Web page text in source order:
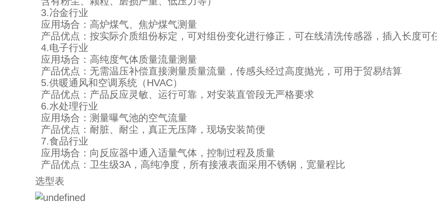
3.冶金行业
应用场合：高炉煤气、焦炉煤气测量
产品优点：按实际介质组份标定，可对组份变化进行修正，可在线清洗传感器，插入长度可
4.电子行业
应用场合：高纯度气体质量流量测量
产品优点：无需温压补偿直接测量质量流量，传感头经过高度抛光，可用于贸易结算
5.供暖通风和空调系统（HVAC）
产品优点：产品反应灵敏、运行可靠，对安装直管段无严格要求
6.水处理行业
应用场合：测量曝气池的空气流量
产品优点：耐脏、耐尘，真正无压降，现场安装简便
7.食品行业
应用场合：向反应器中通入适量气体，控制过程及质量
产品优点：卫生级3A，高纯净度，所有接液表面采用不锈钢，宽量程比
选型表